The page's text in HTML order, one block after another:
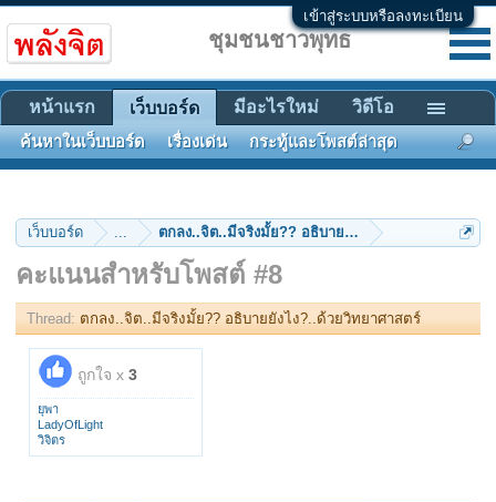
เข้าสู่ระบบหรือลงทะเบียน
เว็บบอร์ด ... ตกลง..จิต..มีจริงมั้ย?? อธิบายยังไง?..ด้วยวิทยาศาสตร์
คะแนนสำหรับโพสต์ #8
Thread: ตกลง..จิต..มีจริงมั้ย?? อธิบายยังไง?..ด้วยวิทยาศาสตร์
ถูกใจ x 3
ยุพา
LadyOfLight
วิจิตร
ชุมชนชาวพุทธ
หน้าแรก เว็บบอร์ด
ค้นหาในเว็บบอร์ด เรื่องเด่น กระทู้และโพสต์ล่าสุด
มีอะไรใหม่ วิดีโอ